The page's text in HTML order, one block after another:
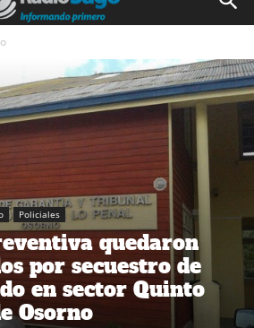
Policiales
quedaron
por secuestro de
en sector Quinto
Osorno